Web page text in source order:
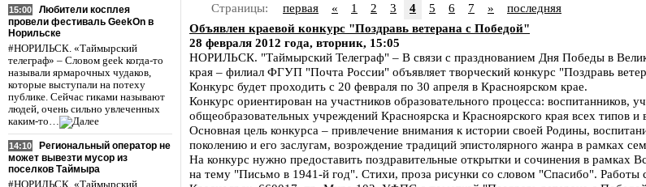
15:00
Любители косплея
провели фестиваль GeekOn в
Норильске
#НОРИЛЬСК. «Таймырский
телеграф» – Словом geek когда-то
называли ярмарочных чудаков,
которые выступали на потеху
публике. Сейчас гиками называют
людей, очень сильно увлеченных
каким-то…
14:10
Региональный оператор не
может вывезти мусор из
поселков Таймыра
#НОРИЛЬСК. «Таймырский
Страницы: первая « 1 2 3 4 5 6 7 »
последняя
Объявлен краевой конкурс "Поздравь ветерана с Победой"
28 февраля 2012 года, вторник, 15:05
НОРИЛЬСК. "Таймырский Телеграф" – В связи с празднованием Дня Победы в
края – филиал ФГУП "Почта России" объявляет творческий конкурс "Поздравь
Конкурс будет проходить с 20 февраля по 30 апреля в Красноярском крае.
Конкурс ориентирован на участников образовательного процесса: воспитанников,
общеобразовательных учреждений Красноярска и Красноярского края всех типов и
Основная цель конкурса – привлечение внимания к истории своей Родины,
поколению и его заслугам, возрождение традиций эпистолярного жанра в рамках
На конкурс нужно предоставить поздравительные открытки и сочинения в рамках
на тему "Письмо в 1941-й год". Стихи, проза рисунки со словом "Спасибо". Работы